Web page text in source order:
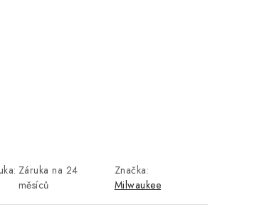
: Záruka na 24
měsíců
Značka:
Milwaukee